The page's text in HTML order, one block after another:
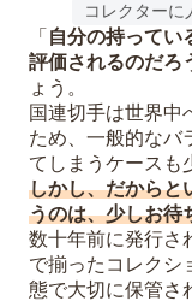
コレクターに
「 自分の持ってい
評価されるのだろ
ょう。
国連切手は世界中
ため、一般的なバ
てしまうケースも
しかし、だからと
うのは、少しお待
数十年前に発行さ
で揃ったコレクシ
態で大切に保管さ